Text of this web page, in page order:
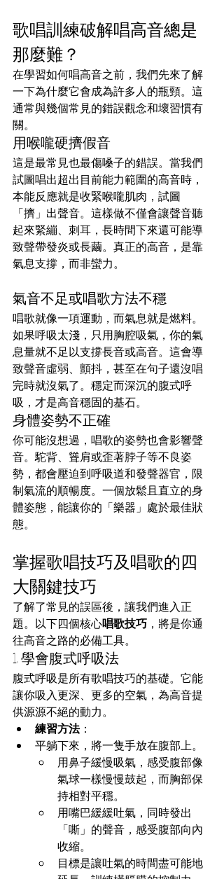
歌唱訓練破解唱高音總是
那麼難？
在學習如何唱高音之前，我們先來了解
一下為什麼它會成為許多人的瓶頸。這
通常與幾個常見的錯誤觀念和壞習慣有
關。
用喉嚨硬擠假音
這是最常見也最傷嗓子的錯誤。當我們
試圖唱出超出目前能力範圍的高音時，
本能反應就是收緊喉嚨肌肉，試圖
「擠」出聲音。這樣做不僅會讓聲音聽
起來緊繃、刺耳，長時間下來還可能導
致聲帶發炎或長繭。真正的高音，是靠
氣息支撐，而非蠻力。
氣音不足或唱歌方法不穩
唱歌就像一項運動，而氣息就是燃料。
如果呼吸太淺，只用胸腔吸氣，你的氣
息量就不足以支撐長音或高音。這會導
致聲音虛弱、顫抖，甚至在句子還沒唱
完時就沒氣了。穩定而深沉的腹式呼
吸，才是高音穩固的基石。
身體姿勢不正確
你可能沒想過，唱歌的姿勢也會影響聲
音。駝背、聳肩或歪著脖子等不良姿
勢，都會壓迫到呼吸道和發聲器官，限
制氣流的順暢度。一個放鬆且直立的身
體姿態，能讓你的「樂器」處於最佳狀
態。
掌握歌唱技巧及唱歌的四
大關鍵技巧
了解了常見的誤區後，讓我們進入正
題。以下四個核心唱歌技巧 ，將是你通
往高音之路的必備工具。
1. 學會腹式呼吸法
腹式呼吸是所有歌唱技巧的基礎。它能
讓你吸入更深、更多的空氣，為高音提
供源源不絕的動力。
練習方法：
平躺下來，將一隻手放在腹部上。
用鼻子緩慢吸氣，感受腹部像
氣球一樣慢慢鼓起，而胸部保
持相對平穩。
用嘴巴緩緩吐氣，同時發出
「嘶」的聲音，感受腹部向內
收縮。
目標是讓吐氣的時間盡可能地